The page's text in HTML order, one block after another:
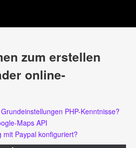
zum erstellen
online-
PHP-Kenntnisse?
Maps API
mit Paypal konfiguriert?